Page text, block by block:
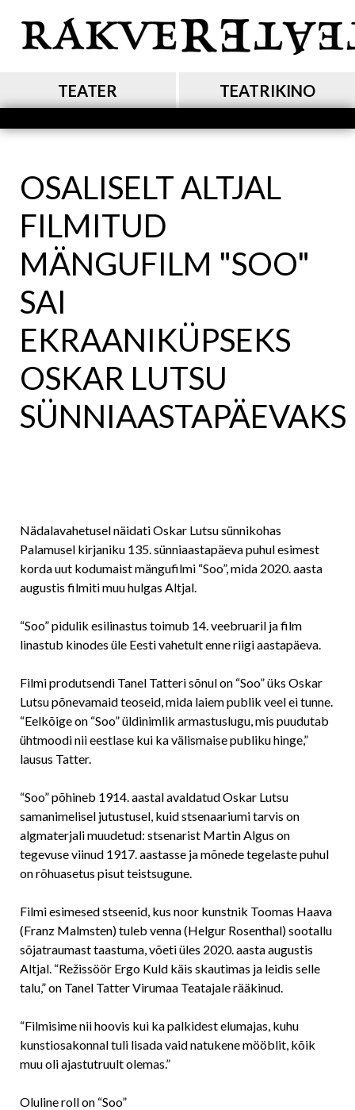
edasi
põhisisu
MAIN NAVIGATION
TEATER TEATRIKINO
OSALISELT ALTJAL
FILMITUD
MÄNGUFILM "SOO"
SAI
EKRAANIKÜPSEKS
OSKAR LUTSU
SÜNNIAASTAPÄEVAKS
Nädalavahetusel näidati Oskar Lutsu sünnikohas
Palamusel kirjaniku 135. sünniaastapäeva puhul esimest
korda uut kodumaist mängufilmi “Soo”, mida 2020. aasta
augustis filmiti muu hulgas Altjal.
“Soo” pidulik esilinastus toimub 14. veebruaril ja film
linastub kinodes üle Eesti vahetult enne riigi aastapäeva.
Filmi produtsendi Tanel Tatteri sõnul on “Soo” üks Oskar
Lutsu põnevamaid teoseid, mida laiem publik veel ei tunne.
“Eelkõige on “Soo” üldinimlik armastuslugu, mis puudutab
ühtmoodi nii eestlase kui ka välismaise publiku hinge,”
lausus Tatter.
“Soo” põhineb 1914. aastal avaldatud Oskar Lutsu
samanimelisel jutustusel, kuid stsenaariumi tarvis on
algmaterjali muudetud: stsenarist Martin Algus on
tegevuse viinud 1917. aastasse ja mõnede tegelaste puhul
on rõhuasetus pisut teistsugune.
Filmi esimesed stseenid, kus noor kunstnik Toomas Haava
(Franz Malmsten) tuleb venna (Helgur Rosenthal) sootallu
sõjatraumast taastuma, võeti üles 2020. aasta augustis
Altjal. “Režissöör Ergo Kuld käis skautimas ja leidis selle
talu,” on Tanel Tatter Virumaa Teatajale rääkinud.
“Filmisime nii hoovis kui ka palkidest elumajas, kuhu
kunstiosakonnal tuli lisada vaid natukene mööblit, kõik
muu oli ajastutruult olemas.”
Oluline roll on “Soo”